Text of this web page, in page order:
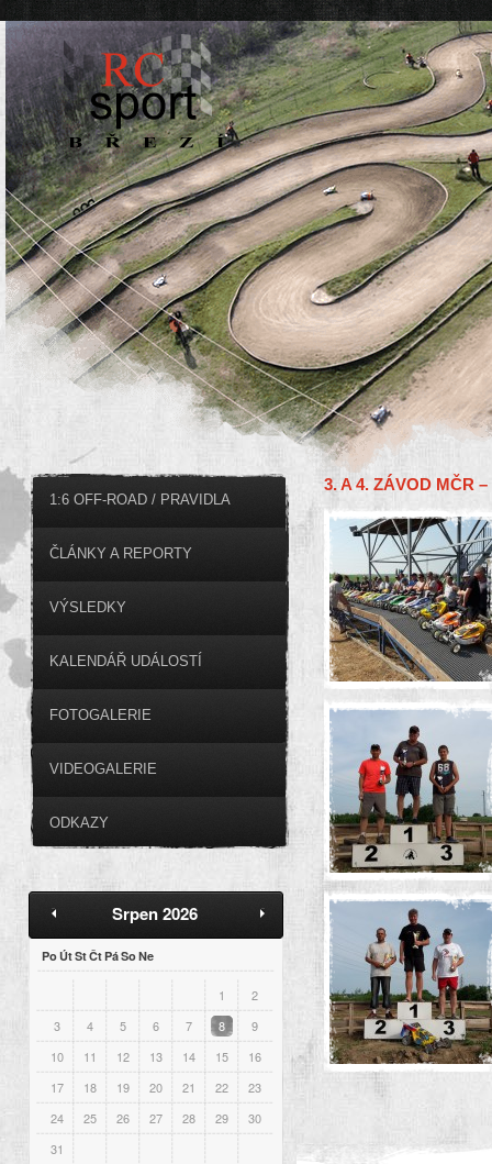
1:6 OFF-ROAD / PRAVIDLA
ČLÁNKY A REPORTY
VÝSLEDKY
KALENDÁŘ UDÁLOSTÍ
FOTOGALERIE
VIDEOGALERIE
ODKAZY
Srpen 2026
PoÚtStČtPáSoNe
1
2
3
4 5 6 7 8
9
10
11 12 13 14 15
16
17
18 19 20 21 22
23
24
25 26 27 28 29
30
31
3. A 4. ZÁVOD MČR